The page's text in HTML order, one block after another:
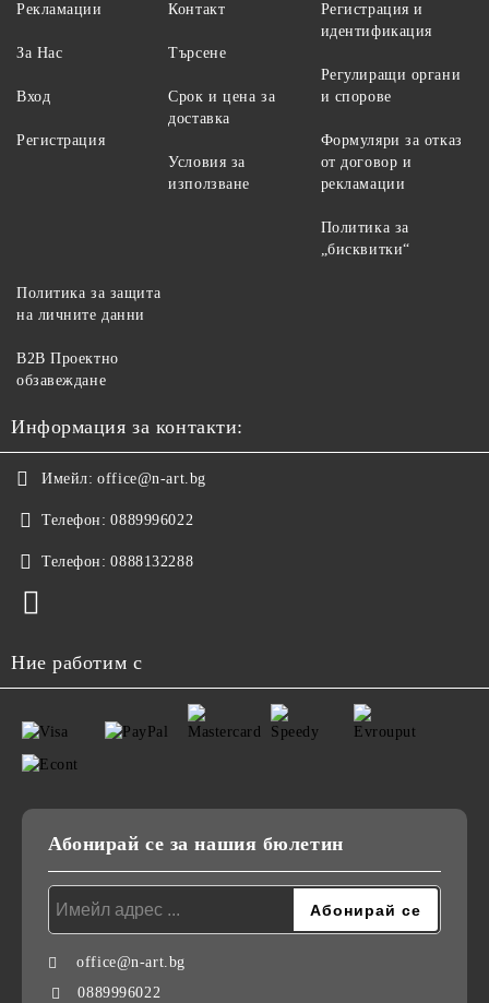
Рекламации
За Нас
Вход
Регистрация
Контакт
Търсене
Срок и цена за
доставка
Условия за
използване
Регистрация и
идентификация
Регулиращи органи
и спорове
Формуляри за отказ
от договор и
рекламации
Политика за
„бисквитки“
Политика за защита
на личните данни
B2B Проектно
обзавеждане
Информация за контакти:
Имейл: office@n-art.bg
Телефон: 0889996022
Телефон: 0888132288
Ние работим с
Абонирай се за нашия бюлетин
office@n-art.bg
0889996022